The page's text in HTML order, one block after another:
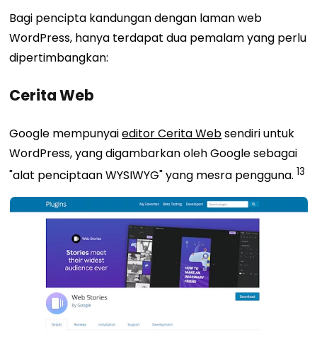
Bagi pencipta kandungan dengan laman web
WordPress, hanya terdapat dua pemalam yang perlu
dipertimbangkan:
Cerita Web
Google mempunyaieditor Cerita Websendiriuntuk
WordPress, yang digambarkan oleh Google sebagai
"alat penciptaan WYSIWYG" yang mesra pengguna. 13